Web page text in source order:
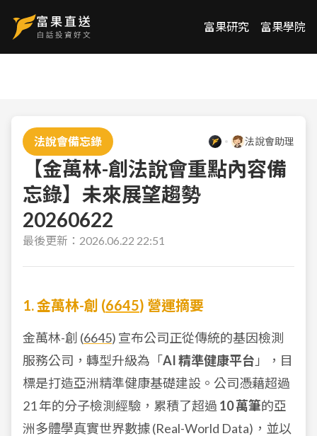
富果研究 富果學院
法說會備忘錄 法說會助理
【金萬林-創法說會重點內容備
忘錄】未來展望趨勢
20260622
最後更新： 2026.06.22 22:51
1. 金萬林-創 (6645) 營運摘要
金萬林-創 (6645) 宣布公司正從傳統的基因檢測
服務公司，轉型升級為「AI 精準健康平台 」，目
標是打造亞洲精準健康基礎建設。公司憑藉超過
21 年的分子檢測經驗，累積了超過 10 萬筆的亞
洲多體學真實世界數據 (Real-World Data)，並以